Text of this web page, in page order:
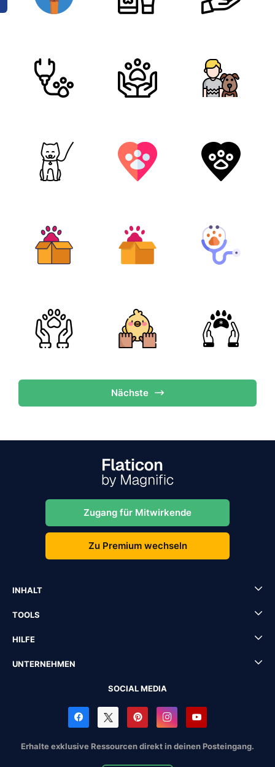
Nächste
Zugang für Mitwirkende
Zu Premium wechseln
INHALT
TOOLS
HILFE
UNTERNEHMEN
SOCIAL MEDIA
Erhalte exklusive Ressourcen direkt in deinen Posteingang.